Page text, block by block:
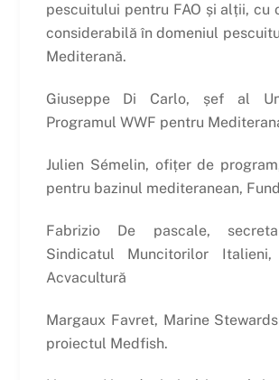
pescuitului pentru FAO și alții, cu
considerabilă în domeniul
Mediterană.
Giuseppe Di Carlo, șef al
Programul WWF pentru
Julien Sémelin, ofițer de
pentru bazinul mediteranean,
Fabrizio De pascale,
Sindicatul Muncitorilor
Acvacultură
Margaux Favret, Marine
proiectul Medfish.